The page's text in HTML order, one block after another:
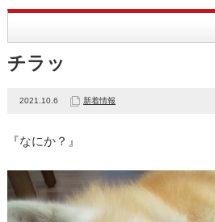
チラッ
2021.10.6 新着情報
『なにか？』